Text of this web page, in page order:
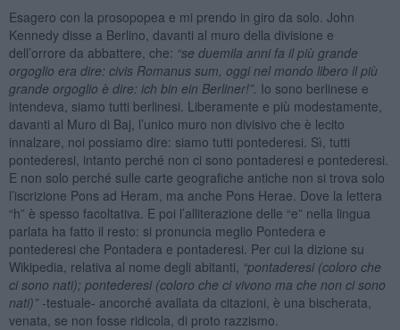
Esagero con la prosopopea e mi prendo in giro da solo. John
Kennedy disse a Berlino, davanti al muro della divisione e
dell’orrore da abbattere, che: “se duemila anni fa il più grande
orgoglio era dire: civis Romanus sum, oggi nel mondo libero il più
grande orgoglio è dire:ich bin ein Berliner!”. Io sono berlinese e
intendeva, siamo tutti berlinesi. Liberamente e più modestamente,
davanti al Muro di Baj, l’unico muro non divisivo che è lecito
innalzare, noi possiamo dire: siamo tutti pontederesi. Sì, tutti
pontederesi, intanto perché non ci sono pontaderesi e pontederesi.
E non solo perché sulle carte geografiche antiche non si trova solo
l’iscrizione Pons ad Heram, ma anche Pons Herae. Dove la lettera
“h” è spesso facoltativa. E poi l’alliterazione delle “e” nella lingua
parlata ha fatto il resto: si pronuncia meglio Pontedera e
pontederesi che Pontadera e pontaderesi. Per cui la dizione su
Wikipedia, relativa al nome degli abitanti, “pontaderesi (coloro che
ci sono nati); pontederesi (coloro che ci vivono ma che non ci sono
nati)”-testuale- ancorché avallata da citazioni, è una bischerata,
venata, se non fosse ridicola, di proto razzismo.